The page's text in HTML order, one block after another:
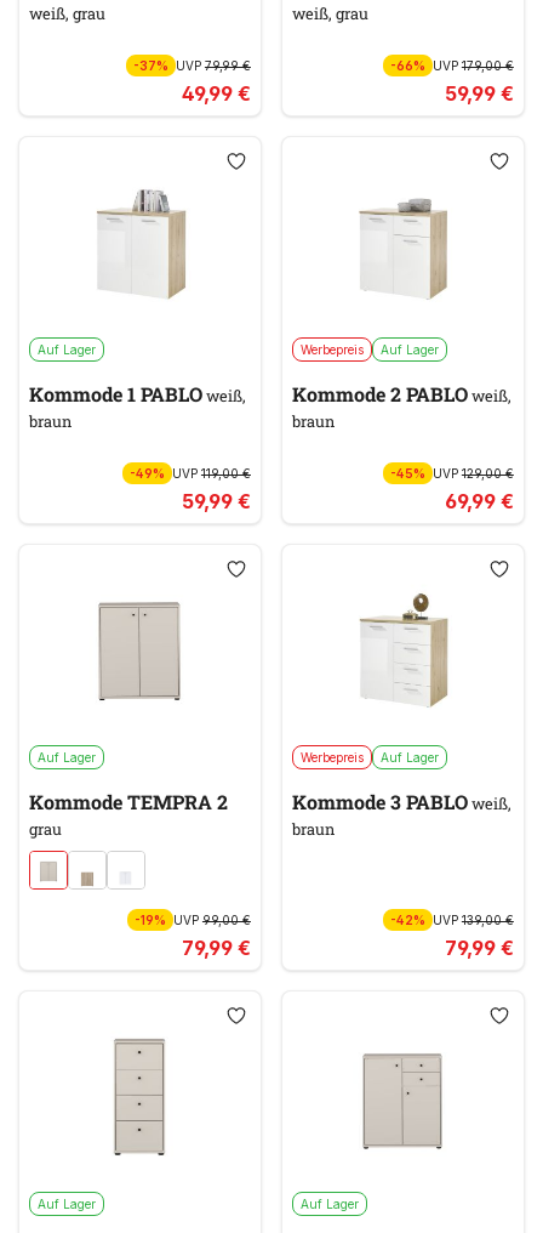
weiß, grau
-37% UVP 79,99 €
49,99 €
weiß, grau
-66% UVP179,00 €
59,99 €
Auf Lager
Kommode 1 PABLOweiß,
braun
-49% UVP 119,00 €
59,99 €
Werbepreis Auf Lager
Kommode 2 PABLOweiß,
braun
-45% UVP129,00 €
69,99 €
Auf Lager
Kommode TEMPRA 2
grau
-19% UVP 99,00 €
79,99 €
Werbepreis Auf Lager
Kommode 3 PABLOweiß,
braun
-42% UVP139,00 €
79,99 €
Auf Lager Auf Lager